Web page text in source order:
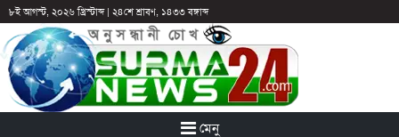
৮ই আগস্ট, ২০২৬ খ্রিস্টাব্দ| ২৪শে শ্রাবণ, ১৪৩৩ বঙ্গাব্দ
মেনু